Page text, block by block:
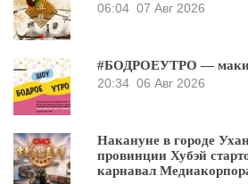
06:04 07 Авг 2026
#БОДРОЕУТРО —
20:34 06 Авг 2026
Накануне в городе
провинции Хубэй
карнавал